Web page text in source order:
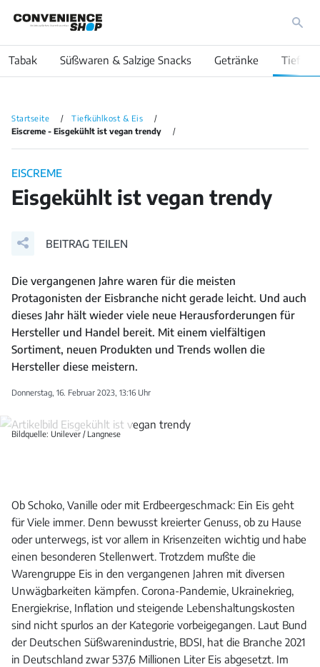
Tabak Süßwaren & Salzige Snacks Getränke
Startseite
Tiefkühlkost & Eis
Eiscreme - Eisgekühlt ist vegan trendy
EISCREME
Eisgekühlt ist vegan trendy
BEITRAG TEILEN
Die vergangenen Jahre waren für die meisten
Protagonisten der Eisbranche nicht gerade leicht. Und auch
dieses Jahr hält wieder viele neue Herausforderungen für
Hersteller und Handel bereit. Mit einem vielfältigen
Sortiment, neuen Produkten und Trends wollen die
Hersteller diese meistern.
Donnerstag, 16. Februar 2023, 13:16 Uhr
Bildquelle: Unilever / Langnese
Ob Schoko, Vanille oder mit Erdbeergeschmack: Ein Eis geht
für Viele immer. Denn bewusst kreierter Genuss, ob zu Hause
oder unterwegs, ist vor allem in Krisenzeiten wichtig und habe
einen besonderen Stellenwert. Trotzdem mußte die
Warengruppe Eis in den vergangenen Jahren mit diversen
Unwägbarkeiten kämpfen. Corona-Pandemie, Ukrainekrieg,
Energiekrise, Inflation und steigende Lebenshaltungskosten
sind nicht spurlos an der Kategorie vorbeigegangen. Laut Bund
der Deutschen Süßwarenindustrie, BDSI, hat die Branche 2021
in Deutschland zwar 537,6 Millionen Liter Eis abgesetzt. Im